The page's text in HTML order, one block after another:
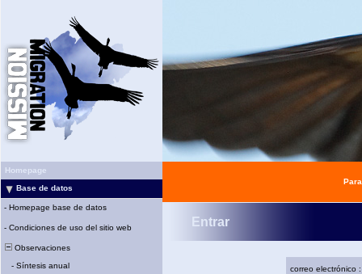
Homepage
Base de datos
- Homepage base de datos
- Condiciones de uso del sitio web
Observaciones
- Síntesis anual
Entrar
correo electrónico :